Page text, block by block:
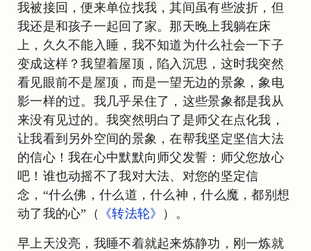
我被接回，便来单位找我，其间虽有些波折，但
我还是和孩子一起回了家。那天晚上我躺在床
上，久久不能入睡，我不知道为什么社会一下子
变成这样？我望着屋顶，陷入沉思，这时我突然
看见眼前不是屋顶，而是一望无边的景象，象电
影一样的过。我几乎呆住了，这些景象都是我从
来没有见过的。我突然明白了是师父在点化我，
让我看到另外空间的景象，在帮我坚定坚信大法
的信心！我在心中默默向师父发誓：师父您放心
吧！谁也动摇不了我对大法、对您的坚定信
念，“什么佛，什么道，什么神，什么魔，都别想
动了我的心”（
《转法轮》 ）。
早上天没亮，我睡不着就起来炼静功，刚一炼就